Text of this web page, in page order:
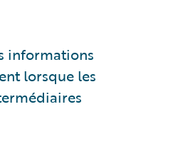
informations
lorsque les